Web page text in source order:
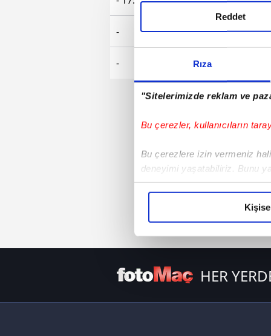
Rıza
"Sitelerimizde reklam ve
Bu çerezler, kullanıcıların
Bu çerezlere izin vermeniz
deneyimi yaşatabiliriz. Bunu
içerikleri sunabilmek adına
Sizlere daha iyi bir hizmet
çerezler vasıtasıyla çeşitli
amacıyla kullanılmaktadır.
reklam/pazarlama
Çerezlere ilişkin tercihlerinizi
Reddet
-
-
HER